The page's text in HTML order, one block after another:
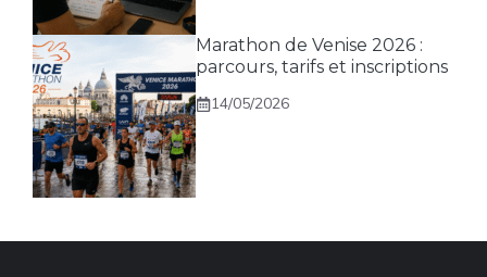
Marathon de Venise 2026 :
parcours, tarifs et inscriptions
14/05/2026